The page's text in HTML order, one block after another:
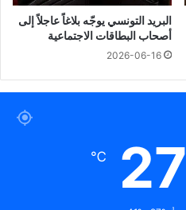
البريد التونسي يوجّه بلاغاً عاجلاً إلى
أصحاب البطاقات الاجتماعية
2026-06-16
27
℃